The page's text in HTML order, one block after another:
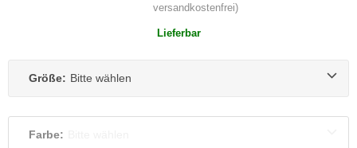
versandkostenfrei)
Lieferbar
Größe: Bitte wählen
Farbe: